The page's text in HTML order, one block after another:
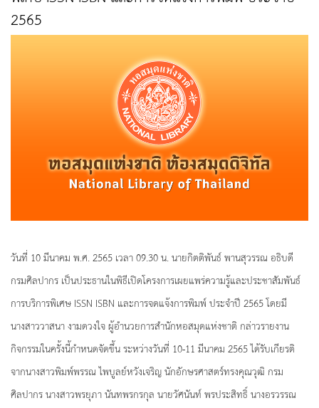
2565
วันที่ 10 มีนาคม พ.ศ. 2565 เวลา 09.30 น. นายกิตติพันธ์ พานสุวรรณ อธิบดี
กรมศิลปากร เป็นประธานในพิธีเปิดโครงการเผยแพร่ความรู้และประชาสัมพันธ์
การบริการพิเศษ ISSN ISBN และการจดแจ้งการพิมพ์ ประจำปี 2565 โดยมี
นางสาววาสนา งามดวงใจ ผู้อำนวยการสำนักหอสมุดแห่งชาติ กล่าวรายงาน
กิจกรรมในครั้งนี้กำหนดจัดขึ้น ระหว่างวันที่ 10-11 มีนาคม 2565 ได้รับเกียรติ
จากนางสาวพิมพ์พรรณ ไพบูลย์หวังเจริญ นักอักษรศาสตร์ทรงคุณวุฒิ กรม
ศิลปากร นางสาวพรยุภา นันทพรกรกุล นายวัศนันท์ พรประสิทธิ์ นางอรวรรณ